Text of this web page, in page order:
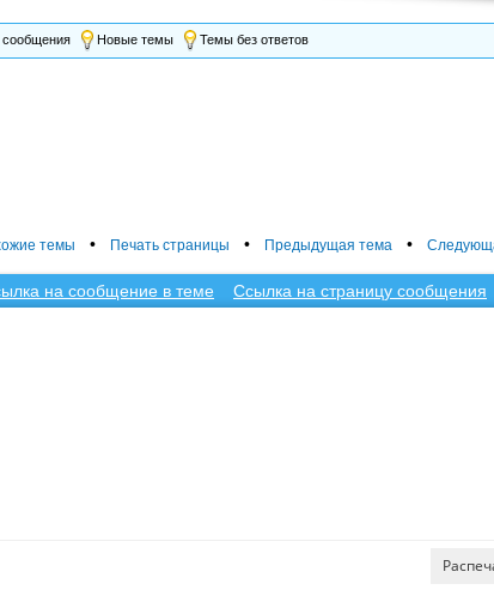
Новые темы Темы без ответов
темы • Печать страницы • Предыдущая тема •
на сообщение в теме Ссылка на страницу сообщения